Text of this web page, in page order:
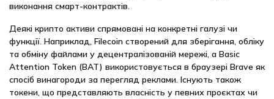
виконання смарт-контрактів.
Деякі крипто активи спрямовані на конкретні галузі чи
функції. Наприклад, Filecoin створений для зберігання, обліку
та обміну файлами у децентралізованій мережі, а Basic
Attention Token (BAT) використовується в браузері Brave як
спосіб винагороди за перегляд реклами. Існують також
токени, що представляють власність у певних проєктах чи